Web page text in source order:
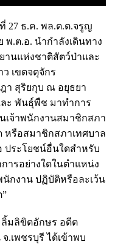
27 ธ.ค. พล.ต.ต.จรูญ
พ.ต.อ. นำกำลังเดินทาง
านแห่งชาติสัตว์ป่าและ
เขตจตุจักร
า สุริยกุบ ณ อยุธยา
ะ พันธุ์พืช มาทำการ
เจ้าพนักงานสมาชิกสภา
รือสมาชิกสภาเทศบาล
ประโยชน์อื่นใดสำหรับ
ารอย่างใดในตำแหน่ง
นักงาน ปฏิบัติหรือละเว้น
มลิขิตอักษร อดีต
.เพชรบุรี ได้เข้าพบ